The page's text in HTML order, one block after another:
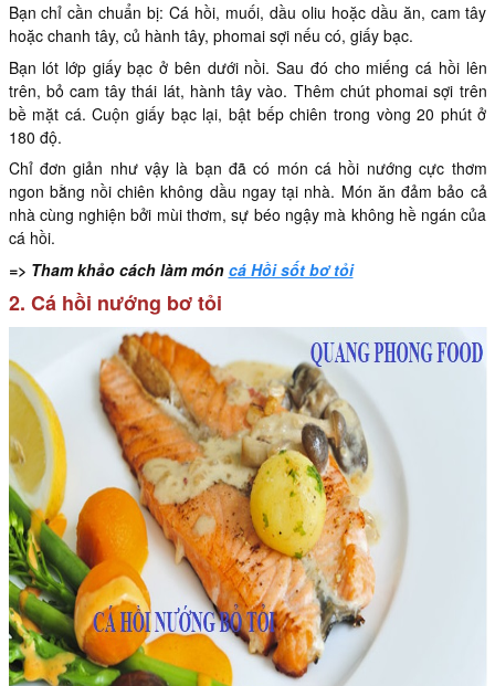
Bạn chỉ cần chuẩn bị: Cá hồi, muối, dầu oliu hoặc dầu ăn, cam tây
hoặc chanh tây, củ hành tây, phomai sợi nếu có, giấy bạc.
Bạn lót lớp giấy bạc ở bên dưới nồi. Sau đó cho miếng cá hồi lên
trên, bỏ cam tây thái lát, hành tây vào. Thêm chút phomai sợi trên
bề mặt cá. Cuộn giấy bạc lại, bật bếp chiên trong vòng 20 phút ở
180 độ.
Chỉ đơn giản như vậy là bạn đã có món cá hồi nướng cực thơm
ngon bằng nồi chiên không dầu ngay tại nhà. Món ăn đảm bảo cả
nhà cùng nghiện bởi mùi thơm, sự béo ngậy mà không hề ngán của
cá hồi.
=> Tham khảo cách làm món cá Hồi sốt bơ tỏi
2. Cá hồi nướng bơ tỏi